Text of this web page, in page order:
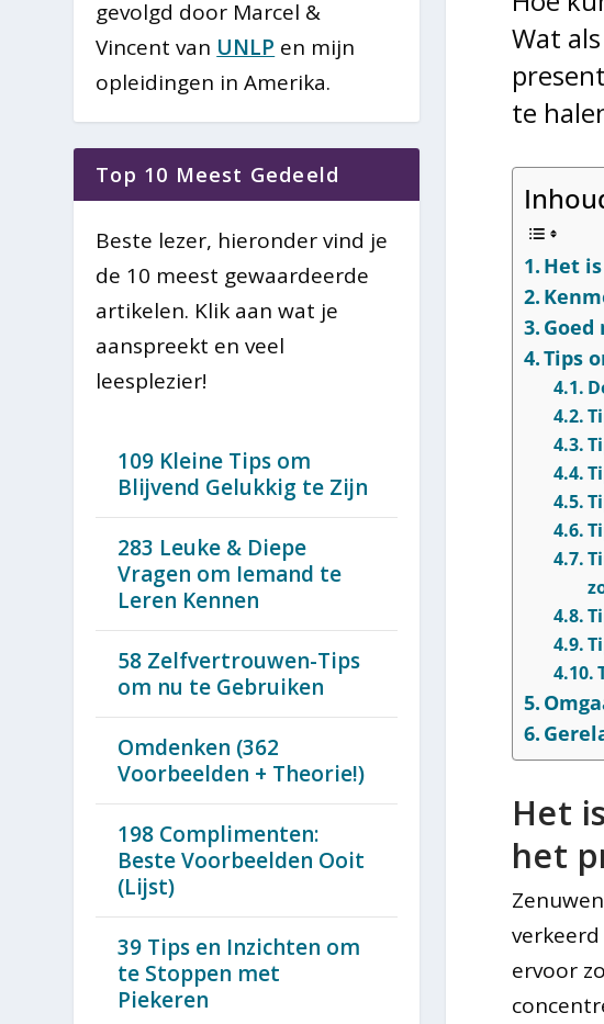
Wat
te
Het
Tips
Het
het
ervoor
gevolgd door Marcel &
Vincent van UNLP en mijn
opleidingen in Amerika.
Top 10 Meest Gedeeld
Beste lezer, hieronder vind je
de 10 meest gewaardeerde
artikelen. Klik aan wat je
aanspreekt en veel
leesplezier!
109 Kleine Tips om
Blijvend Gelukkig te Zijn
283 Leuke & Diepe
Vragen om Iemand te
Leren Kennen
58 Zelfvertrouwen-Tips
om nu te Gebruiken
Omdenken (362
Voorbeelden + Theorie!)
198 Complimenten:
Beste Voorbeelden Ooit
(Lijst)
39 Tips en Inzichten om
te Stoppen met
Piekeren